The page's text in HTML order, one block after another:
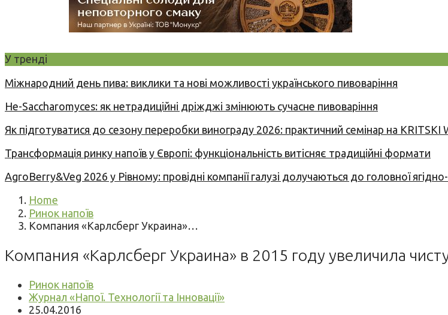
У тренді
Міжнародний день пива: виклики та нові можливості українського пивоваріння
Не-Saccharomyces: як нетрадиційні дріжджі змінюють сучасне пивоваріння
Як підготуватися до сезону переробки винограду 2026: практичний семінар на KRITSKI
Трансформація ринку напоїв у Європі: функціональність витісняє традиційні формати
AgroBerry&Veg 2026 у Рівному: провідні компанії галузі долучаються до головної
Home
Ринок напоїв
Компания «Карлсберг Украина»…
Компания «Карлсберг Украина» в 2015 году увеличила
Ринок напоїв
Журнал «Напої. Технології та Інновації»
25.04.2016